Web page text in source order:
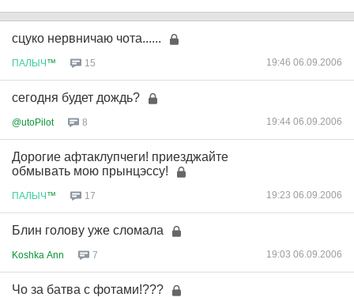
сцуко нервничаю чота......
ПАЛЫЧ™ 15 19:46 06.09.2006
сегодня будет дождь?
@utoPilot 8 19:44 06.09.2006
Дорогие афтаклупчеги! приезджайте
обмывать мою прынцэссу!
ПАЛЫЧ™ 17 19:23 06.09.2006
Блин голову уже сломала
Koshka Ann 7 19:03 06.09.2006
Чо за батва с фотами!???